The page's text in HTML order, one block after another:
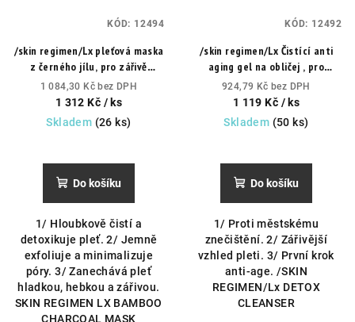
/skin regimen/Lx pleťová maska
z černého jílu, pro zářivě
hedvábnou pleť.Čisticí jílová
pleťová maska.
1 084,30 Kč bez DPH
1 312 Kč / ks
Skladem (26 ks)
Do košíku
1/ Hloubkově čistí a
detoxikuje pleť. 2/ Jemně
exfoliuje a minimalizuje
póry. 3/ Zanechává pleť
hladkou, hebkou a zářivou.
SKIN REGIMEN LX BAMBOO
CHARCOAL MASK
KÓD: 12494
/skin regimen/Lx Čistící anti
aging gel na obličej , pro
zářivější pleť.První krok Vaší
rutiny.
924,79 Kč bez DPH
1 119 Kč / ks
Skladem (50 ks)
Do košíku
1/ Proti městskému
znečištění. 2/ Zářivější
vzhled pleti. 3/ První krok
anti-age. /SKIN
REGIMEN/Lx DETOX
CLEANSER
KÓD: 12492